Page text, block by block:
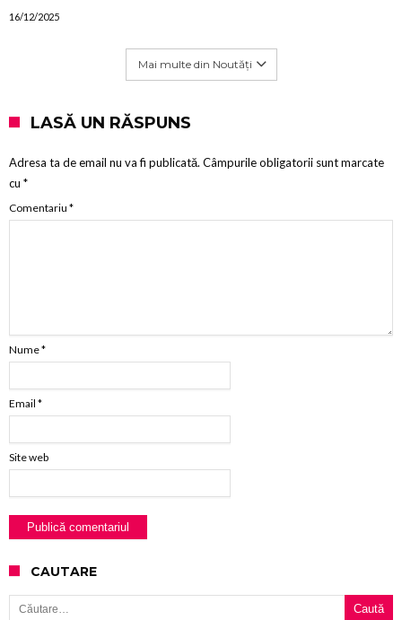
16/12/2025
Mai multe din Noutăți
LASĂ UN RĂSPUNS
Adresa ta de email nu va fi publicată. Câmpurile obligatorii sunt marcate
cu *
Comentariu *
Nume*
Email *
Site web
CAUTARE
Caută după: